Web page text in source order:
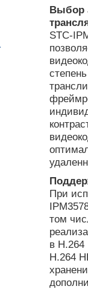
Выбор
STC-
При
том
в H.264
H.264